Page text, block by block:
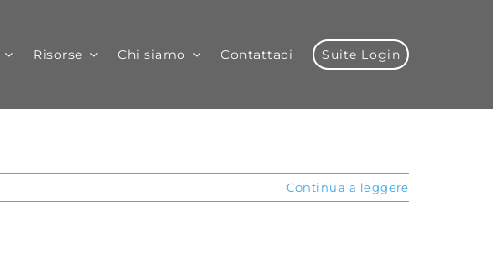
Risorse Chi siamo Contattaci Suite Login
Continua a leggere